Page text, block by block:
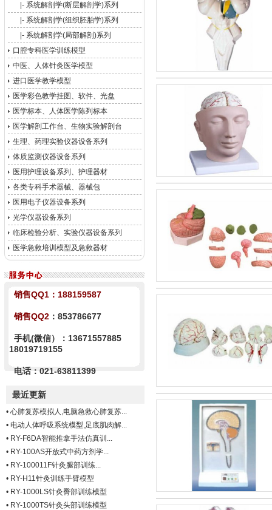
|- 系统解剖学(断层解剖学)系列
|- 系统解剖学(组织胚胎学)系列
|- 系统解剖学(局部解剖)系列
口腔专科医学训练模型
中医、人体针灸医学模型
进口医学教学模型
医学彩色教学挂图、软件、光盘
医学标本、人体医学陈列标本
医学解剖工作台、生物实验解剖台
生理、药理实验仪器设备系列
体质监测仪器设备系列
医用护理设备系列、护理器材
各类专科手术器械、器械包
医用电子仪器设备系列
光学仪器设备系列
临床检验分析、实验仪器设备系列
医学急救培训模型及急救器材
销售QQ1： 188159587
销售QQ2 ：853786677
手机(微信）：13671557885
18019719155
电话：021-63811399
最近更新
• 心肺复苏模拟人,电脑急救心肺复苏...
• 电动人体呼吸系统模型,足底肌肉解...
• RY-F6DA智能推拿手法仿真训...
• RY-100AS开放式中药方剂学...
• RY-100011F针灸腿部训练...
• RY-H11针灸训练手臂模型
• RY-1000LS针灸臀部训练模型
• RY-1000TS针灸头部训练模型